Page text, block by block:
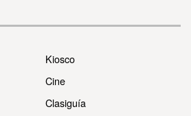
Kiosco
Cine
Clasiguía